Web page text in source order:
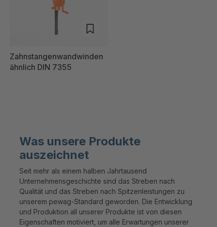
Zahnstangenwandwinden
ähnlich DIN 7355
Was unsere Produkte
auszeichnet
Seit mehr als einem halben Jahrtausend
Unternehmensgeschichte sind das Streben nach
Qualität und das Streben nach Spitzenleistungen zu
unserem pewag-Standard geworden. Die Entwicklung
und Produktion all unserer Produkte ist von diesen
Eigenschaften motiviert, um alle Erwartungen unserer